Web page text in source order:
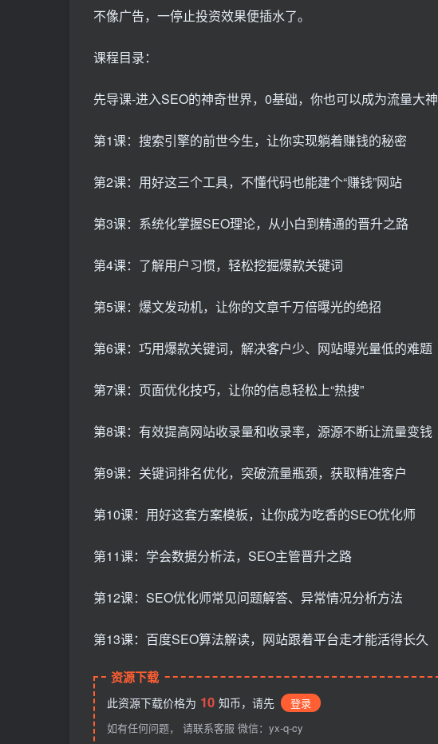
不像广告，一停止投资效果便插水了。
课程目录：
先导课-进入SEO的神奇世界，0基础，你也可以成为流量大神
第1课：搜索引擎的前世今生，让你实现躺着赚钱的秘密
第2课：用好这三个工具，不懂代码也能建个“赚钱”网站
第3课：系统化掌握SEO理论，从小白到精通的晋升之路
第4课：了解用户习惯，轻松挖掘爆款关键词
第5课：爆文发动机，让你的文章千万倍曝光的绝招
第6课：巧用爆款关键词，解决客户少、网站曝光量低的难题
第7课：页面优化技巧，让你的信息轻松上“热搜”
第8课：有效提高网站收录量和收录率，源源不断让流量变钱
第9课：关键词排名优化，突破流量瓶颈，获取精准客户
第10课：用好这套方案模板，让你成为吃香的SEO优化师
第11课：学会数据分析法，SEO主管晋升之路
第12课：SEO优化师常见问题解答、异常情况分析方法
第13课：百度SEO算法解读，网站跟着平台走才能活得长久
资源下载
此资源下载价格为 10 知币，请先
登录
如有任何问题， 请联系客服 微信：yx-q-cy